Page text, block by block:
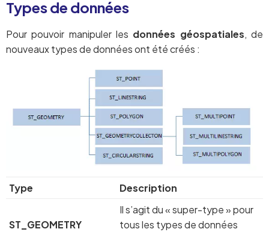
Types de données
Pour pouvoir manipuler les données géospatiales, de
nouveaux types de données ont été créés :
Type Description
ST_GEOMETRY
Il s’agit du « super-type » pour
tous les types de données